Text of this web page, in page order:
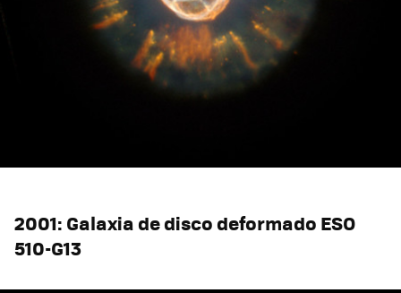
2001: Galaxia de disco deformado ESO
510-G13